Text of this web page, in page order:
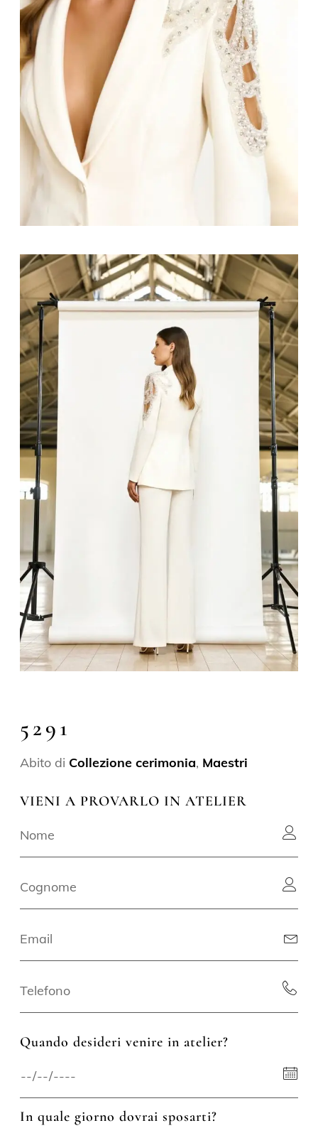
5291
Abito di Collezione cerimonia, Maestri
VIENI A PROVARLO IN ATELIER
Quando desideri venire in atelier?
In quale giorno dovrai sposarti?